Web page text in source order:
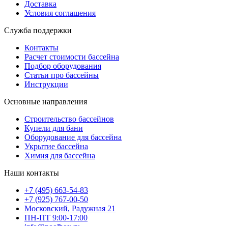
Доставка
Условия соглашения
Служба поддержки
Контакты
Расчет стоимости бассейна
Подбор оборудования
Статьи про бассейны
Инструкции
Основные направления
Строительство бассейнов
Купели для бани
Оборудование для бассейна
Укрытие бассейна
Химия для бассейна
Наши контакты
+7 (495) 663-54-83
+7 (925) 767-00-50
Московский, Радужная 21
ПН-ПТ 9:00-17:00